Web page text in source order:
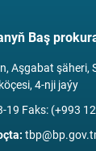
Baş
Aşgabat şäheri,
4-nji jaýy
19 Faks: (+993
: